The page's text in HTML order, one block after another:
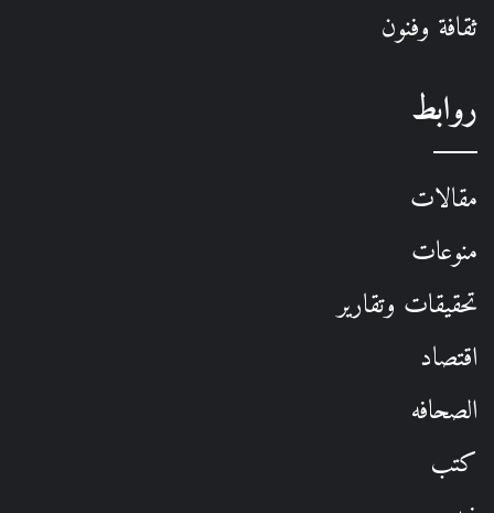
ثقافة وفنون
روابط
مقالات
منوعات
تحقيقات وتقارير
اقتصاد
الصحافه
كتب